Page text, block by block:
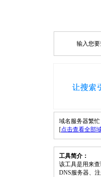
输入您
域名服务器繁忙
[点击查看全部
工具简介：
该工具是用来
DNS服务器、注